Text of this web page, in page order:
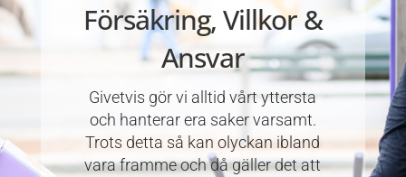
Försäkring, Villkor &
Ansvar
Givetvis gör vi alltid vårt yttersta
och hanterar era saker varsamt.
Trots detta så kan olyckan ibland
vara framme och då gäller det att